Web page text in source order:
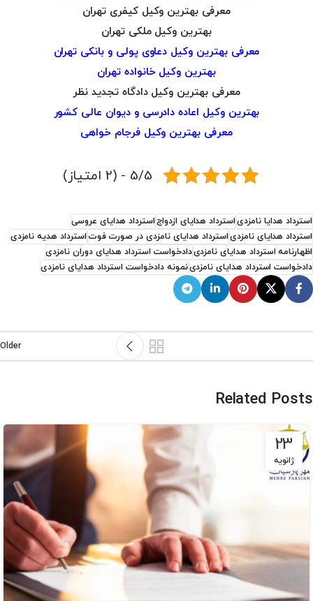
معرفی بهترین وکیل کیفری تهران
بهترین وکیل ملکی تهران
معرفی بهترین وکیل دعاوی پولی و بانکی تهران
بهترین وکیل خانواده تهران
معرفی بهترین وکیل دادگاه تجدید نظر
بهترین وکیل اعاده دادرسی و دیوان عالی کشور
معرفی بهترین وکیل فرجام خواهی
5/5 - (2 امتیاز)
استرداد هدایا نامزدیاسترداد هدایای ازدواجاسترداد هدایای عروسی
استرداد هدایای نامزدیاسترداد هدایای نامزدی در صورت فوتاسترداد هدیه نامزدی
اظهارنامه استرداد هدایای نامزدیدادخواست استرداد هدایای دوران نامزدی
دادخواست استرداد هدایای نامزدینمونه دادخواست استرداد هدایای نامزدی
Older
Related Posts
23
ژانویه